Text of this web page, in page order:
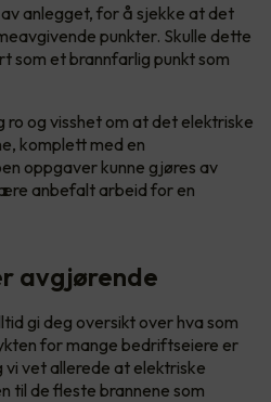
anlegget, for å sjekke at det
punkter. Skulle dette
som et brannfarlig punkt som
ro og visshet om at det elektriske
komplett med en
oppgaver kunne gjøres av
anbefalt arbeid for en
avgjørende
gi deg oversikt over hva som
for mange bedriftseiere er
vet allerede at elektriske
til de fleste brannene som